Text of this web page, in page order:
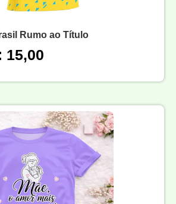
Rumo ao Título
15,00